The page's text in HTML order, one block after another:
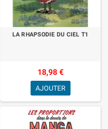
LA RHAPSODIE DU CIEL T1
18,98 €
AJOUTER